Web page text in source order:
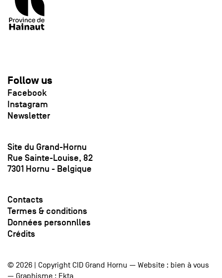
Follow us
Facebook
Instagram
Newsletter
Site du Grand-Hornu
Rue Sainte-Louise, 82
7301 Hornu - Belgique
Contacts
Termes & conditions
Données personnlles
Crédits
© 2026 | Copyright CID Grand Hornu — Website : bien à vous
— Graphisme : Ekta